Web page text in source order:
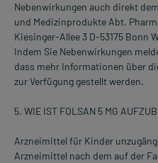
Nebenwirkungen auch direkt
und Medizinprodukte Abt.
Kiesinger-Allee 3 D-53175 Bonn
Indem Sie Nebenwirkungen
dass mehr Informationen über
zur Verfügung gestellt werden.
5. WIE IST FOLSAN 5 MG
Arzneimittel für Kinder
Arzneimittel nach dem auf der